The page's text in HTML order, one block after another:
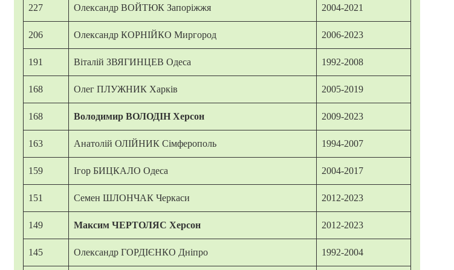
227 Олександр ВОЙТЮК Запоріжжя 2004-2021
206 Олександр КОРНІЙКО Миргород 2006-2023
191 Віталій ЗВЯГИНЦЕВ Одеса 1992-2008
168 Олег ПЛУЖНИК Харків 2005-2019
168 Володимир ВОЛОДІН Херсон 2009-2023
163 Анатолій ОЛІЙНИК Сімферополь 1994-2007
159 Ігор БИЦКАЛО Одеса 2004-2017
151 Семен ШЛОНЧАК Черкаси 2012-2023
149 Максим ЧЕРТОЛЯС Херсон 2012-2023
145 Олександр ГОРДІЄНКО Дніпро 1992-2004